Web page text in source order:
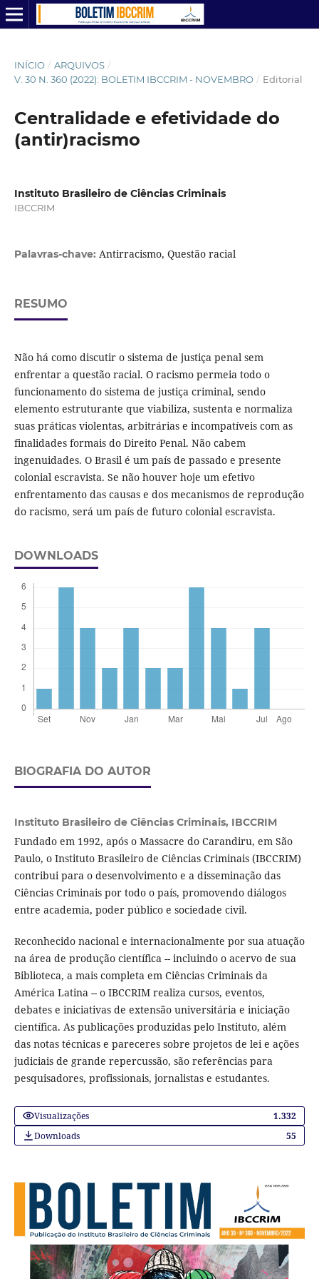
INÍCIO / ARQUIVOS /
V. 30 N. 360 (2022): BOLETIM IBCCRIM - NOVEMBRO / Editorial
Centralidade e efetividade do
(antir)racismo
Instituto Brasileiro de Ciências Criminais
IBCCRIM
Palavras-chave: Antirracismo, Questão racial
RESUMO
Não há como discutir o sistema de justiça penal sem
enfrentar a questão racial. O racismo permeia todo o
funcionamento do sistema de justiça criminal, sendo
elemento estruturante que viabiliza, sustenta e normaliza
suas práticas violentas, arbitrárias e incompatíveis com as
finalidades formais do Direito Penal. Não cabem
ingenuidades. O Brasil é um país de passado e presente
colonial escravista. Se não houver hoje um efetivo
enfrentamento das causas e dos mecanismos de reprodução
do racismo, será um país de futuro colonial escravista.
DOWNLOADS
BIOGRAFIA DO AUTOR
Instituto Brasileiro de Ciências Criminais, IBCCRIM
Fundado em 1992, após o Massacre do Carandiru, em São
Paulo, o Instituto Brasileiro de Ciências Criminais (IBCCRIM)
contribui para o desenvolvimento e a disseminação das
Ciências Criminais por todo o país, promovendo diálogos
entre academia, poder público e sociedade civil.
Reconhecido nacional e internacionalmente por sua atuação
na área de produção científica -- incluindo o acervo de sua
Biblioteca, a mais completa em Ciências Criminais da
América Latina -- o IBCCRIM realiza cursos, eventos,
debates e iniciativas de extensão universitária e iniciação
científica. As publicações produzidas pelo Instituto, além
das notas técnicas e pareceres sobre projetos de lei e ações
judiciais de grande repercussão, são referências para
pesquisadores, profissionais, jornalistas e estudantes.
Visualizações
1.332
Downloads
55